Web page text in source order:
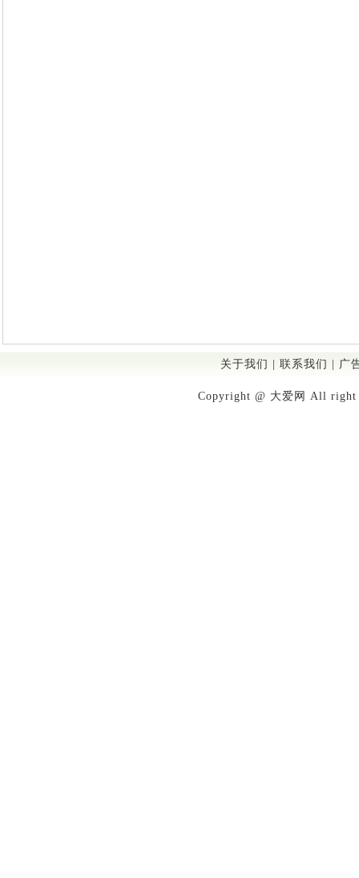
关于我们 联系我们 广
Copyright @ 大爱网 All right